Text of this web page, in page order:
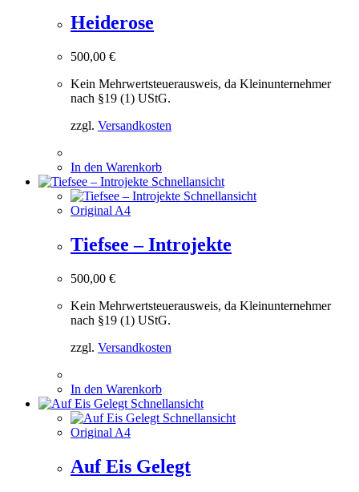
Heiderose
500,00 €
Kein Mehrwertsteuerausweis, da Kleinunternehmer
nach §19 (1) UStG.
zzgl. Versandkosten
In den Warenkorb
Schnellansicht
Schnellansicht
Original A4
Tiefsee – Introjekte
500,00 €
Kein Mehrwertsteuerausweis, da Kleinunternehmer
nach §19 (1) UStG.
zzgl. Versandkosten
In den Warenkorb
Schnellansicht
Schnellansicht
Original A4
Auf Eis Gelegt